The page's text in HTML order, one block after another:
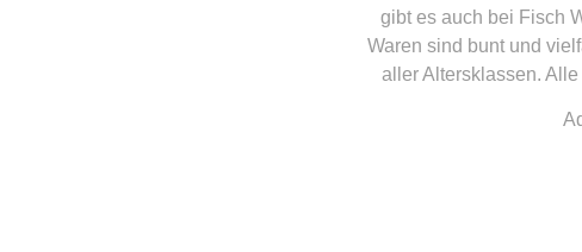
gibt es auch bei Fisch
Waren sind bunt und
aller Altersklassen.